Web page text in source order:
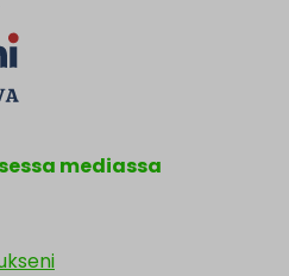
mediassa